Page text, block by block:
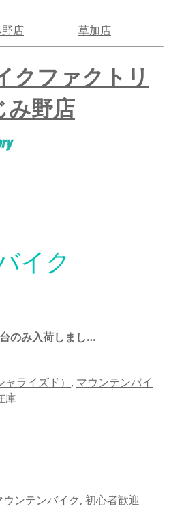
店 草加店
イク
のみ入荷しまし…
ライズド） , マウンテンバイ
庫
ウンテンバイク, 初心者歓迎